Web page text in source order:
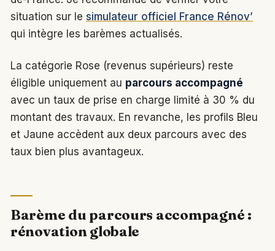
situation sur le simulateur officiel France Rénov’
qui intègre les barèmes actualisés.
La catégorie Rose (revenus supérieurs) reste
éligible uniquement au parcours accompagné
avec un taux de prise en charge limité à 30 % du
montant des travaux. En revanche, les profils Bleu
et Jaune accèdent aux deux parcours avec des
taux bien plus avantageux.
Barème du parcours accompagné :
rénovation globale